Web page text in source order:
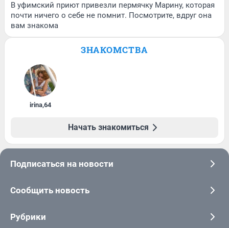
В уфимский приют привезли пермячку Марину, которая
почти ничего о себе не помнит. Посмотрите, вдруг она
вам знакома
ЗНАКОМСТВА
irina,64
Начать знакомиться
Подписаться на новости
Сообщить новость
Рубрики